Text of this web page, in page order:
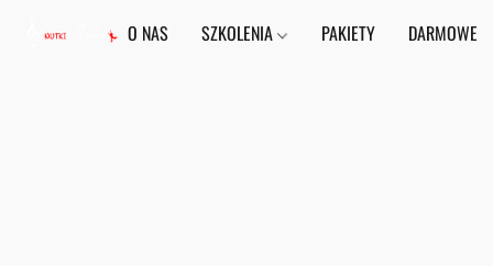
O NAS SZKOLENIA PAKIETY DARMOWE